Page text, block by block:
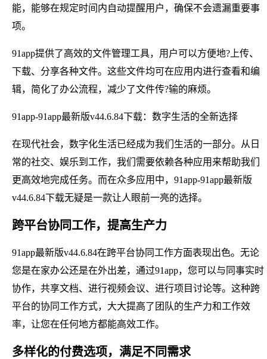
能，能够在规定时间内自动提醒用户，确保不会遗漏重要事
项。
91app提供了高效的文件管理工具，用户可以方便地?上传、
下载、分享各种文件。这些文件均可在应用内进行查看和编
辑，简化了办公流程，减少了文件传?输的麻烦。
91app-91app最新版v44.6.84下载：数字生活的全新选择
在现代社会，数字化生活已经成为我们生活的一部分。从日
常的社交、娱乐到工作，我们需要依赖各种应用来帮助我们
更高效地完成任务。而在众多应用中，91app-91app最新版
v44.6.84下载无疑是一款让人眼前一亮的选择。
跨平台协同工作，提高生产力
91app最新版v44.6.84在跨平台协同工作方面表现出色。无论
您是在家办公还是在外出差，通过91app，您可以与同事实时
协作，共享文档、进行视频会议、进行项目讨论等。这种跨
平台的协同工作方式，大大提高了团队的生产力和工作效
率，让您在任何地方都能高效工作。
多样化的付费选项，满足不同需求